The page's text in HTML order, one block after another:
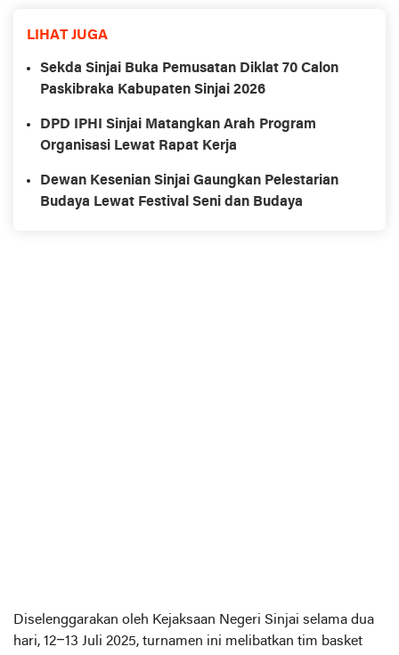
LIHAT JUGA
Sekda Sinjai Buka Pemusatan Diklat 70 Calon
Paskibraka Kabupaten Sinjai 2026
DPD IPHI Sinjai Matangkan Arah Program
Organisasi Lewat Rapat Kerja
Dewan Kesenian Sinjai Gaungkan Pelestarian
Budaya Lewat Festival Seni dan Budaya
Diselenggarakan oleh Kejaksaan Negeri Sinjai selama dua
hari, 12–13 Juli 2025, turnamen ini melibatkan tim basket